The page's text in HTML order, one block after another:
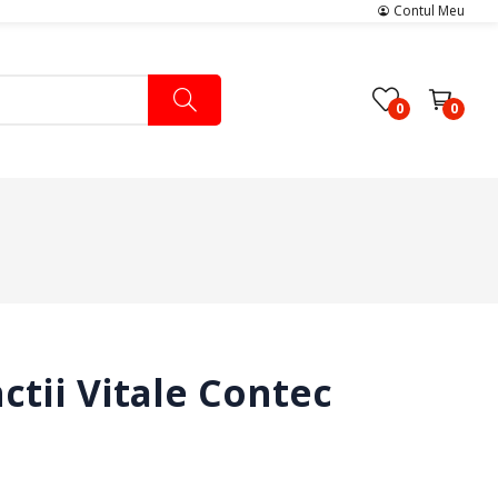
Contul Meu
0 0
Vitale Contec